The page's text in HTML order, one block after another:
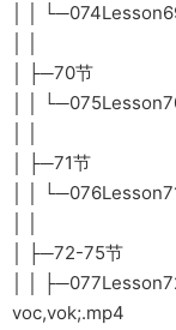
│ │
│ ├─70节
│ │
│ ├─71节
│ │
│ ├─72-75节
│ │
voc,vok;.mp4